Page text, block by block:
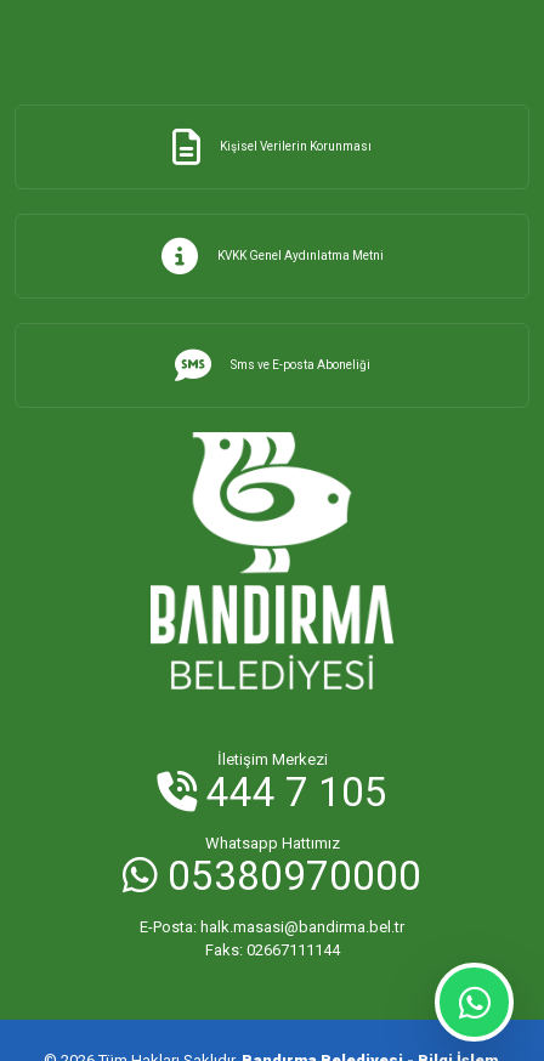
PAŞABAYIR MAHALLESİ
PAŞAMESCİT MAHALLESİ
SUNULLAH MAHALLESİ
ŞİRİNÇAVUŞ MAHALLESİ
YENİ MAHALLESİ
YENİYENİCE MAHALLESİ
YENİZİRAATLİ MAHALLESİ
YEŞİLÇOMLU MAHALLESİ
Kişisel Verilerin Korunması
KVKK Genel Aydınlatma Metni
Sms ve E-posta Aboneliği
İletişim Merkezi
444 7 105
Whatsapp Hattımız
05380970000
E-Posta: halk.masasi@bandirma.bel.tr
Faks: 02667111144